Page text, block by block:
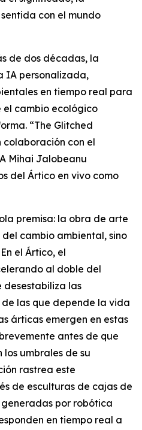
con el mundo
de dos décadas, la
IA personalizada,
en tiempo real para
el cambio ecológico
“The Glitched
colaboración con el
Mihai Jalobeanu
del Ártico en vivo como
premisa: la obra de arte
cambio ambiental, sino
el Ártico, el
al doble del
desestabiliza las
las que depende la vida
árticas emergen en estas
antes de que
umbrales de su
rastrea este
de esculturas de cajas de
por robótica
en tiempo real a